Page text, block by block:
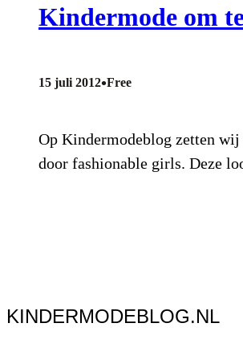
Kindermode om
15 juli 2012•Free
Op Kindermodeblog zetten
door fashionable girls. Deze
KINDERMODEBLOG.NL